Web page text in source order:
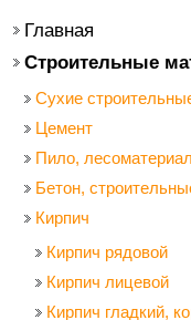
Главная
Строительные
Сухие
Цемент
Пило,
Бетон,
Кирпич
Кирпич рядовой
Кирпич лицевой
Кирпич гладкий,